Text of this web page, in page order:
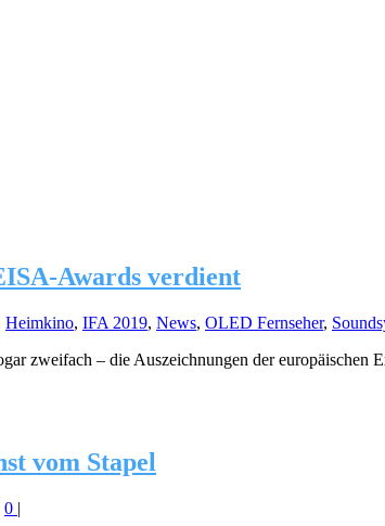
Awards verdient
Heimkino, IFA 2019, News, OLED Fernseher,
zweifach – die Auszeichnungen der europäischen
vom Stapel
0 |